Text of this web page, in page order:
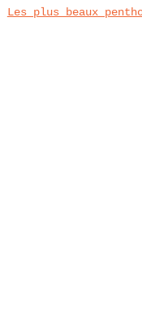
Les plus beaux